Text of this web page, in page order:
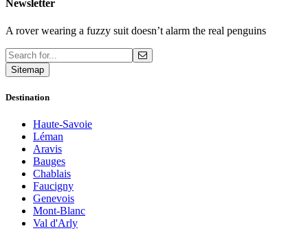
Newsletter
A rover wearing a fuzzy suit doesn’t alarm the real penguins
Sitemap
Destination
Haute-Savoie
Léman
Aravis
Bauges
Chablais
Faucigny
Genevois
Mont-Blanc
Val d'Arly